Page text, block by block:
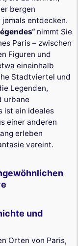
bergen
entdecken.
nimmt Sie
Paris – zwischen
Figuren und
eineinhalb
Stadtviertel und
Legenden,
urbane
ist ein ideales
einer anderen
erleben
vereint.
und
Orten von Paris,